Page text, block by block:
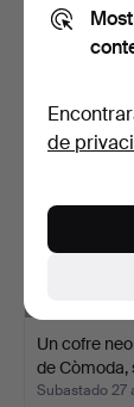
2 pujas
37 USD
Un cofre
de Còmoda,
Subastado 27
de